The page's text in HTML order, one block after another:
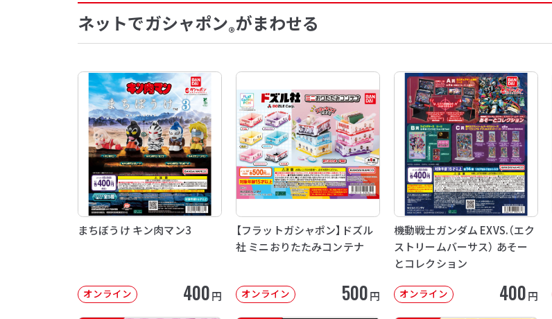
ネットでガシャポン®がまわせる
まちぼうけ キン肉マン3
オンライン 400円
【フラットガシャポン】ドズル
社 ミニおりたたみコンテナ
オンライン 500円
機動戦士ガンダム EXVS.（エク
ストリームバーサス） あそー
とコレクション
オンライン 400円